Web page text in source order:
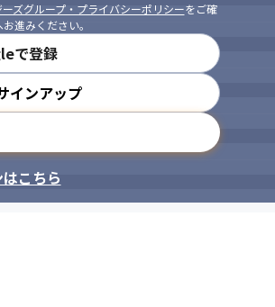
ーズグループ・プライバシーポリシーをご確
進みください。
で登録
インアップ
こちら